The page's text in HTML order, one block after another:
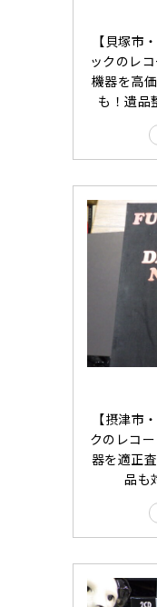
【貝塚市
ックのレ
機器を高
も！遺品
【摂津市
クのレコ
器を適正
品も